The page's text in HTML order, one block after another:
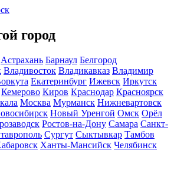
город
Астрахань Барнаул Белгород
Владивосток Владикавказ Владимир
Екатеринбург Ижевск Иркутск
Кемерово Киров Краснодар Красноярск
Москва Мурманск Нижневартовск
Новый Уренгой Омск Орёл
Ростов-на-Дону Самара Санкт-
Сургут Сыктывкар Тамбов
Ханты-Мансийск Челябинск